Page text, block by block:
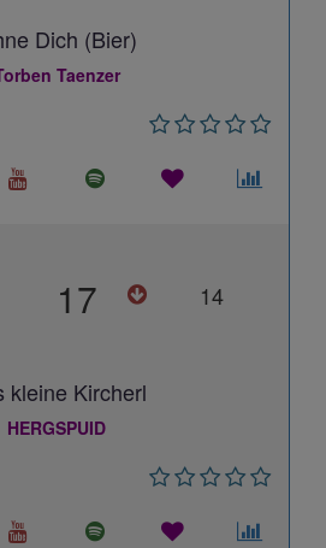
Dich (Bier)
Taenzer
17 14
kleine Kircherl
HERGSPUID